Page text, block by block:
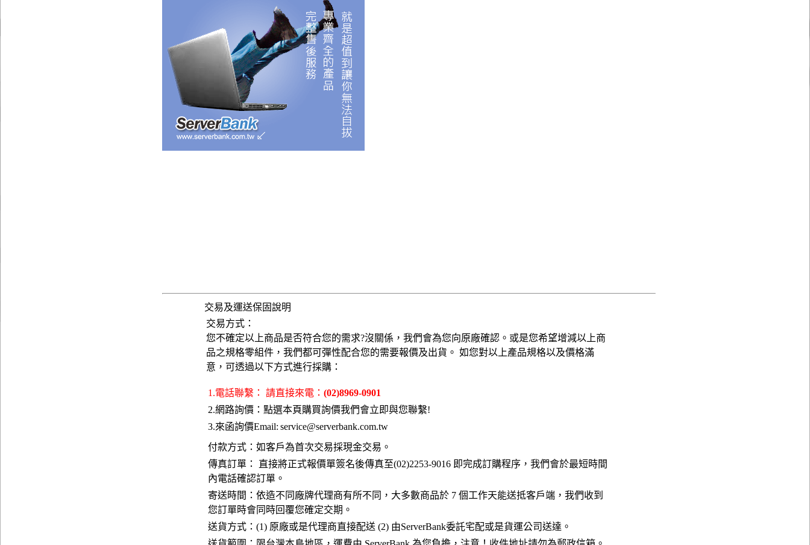
交易及運送保固說明
交易方式：
您不確定以上商品是否符合您的需求?沒關係，我們會為您向原廠確認。或是您希望增減以上商
品之規格零組件，我們都可彈性配合您的需要報價及出貨。 如您對以上產品規格以及價格滿
意，可透過以下方式進行採購：
1.電話聯繫： 請直接來電： (02)8969-0901
2.網路詢價：點選本頁購買詢價我們會立即與您聯繫!
3.來函詢價Email: service@serverbank.com.tw
付款方式：如客戶為首次交易採現金交易。
傳真訂單： 直接將正式報價單簽名後傳真至(02)2253-9016 即完成訂購程序，我們會於最短時間
內電話確認訂單。
寄送時間：依造不同廠牌代理商有所不同，大多數商品於 7 個工作天能送抵客戶端，我們收到
您訂單時會同時回覆您確定交期。
送貨方式：(1) 原廠或是代理商直接配送 (2) 由ServerBank委託宅配或是貨運公司送達。